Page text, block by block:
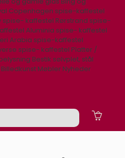
Copenhagen spise-kaffestel
spise- kaffestel Rørstrand spise-
Aluminia spise- kaffestel
Arabia spise-kaffestel
spise- kaffestel Platter /
Bestik sølvplet, stål
Billedkunst Møbler Nyheder